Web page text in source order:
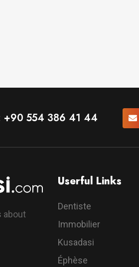
+90 554 386 41 44
about
Userful Links
Dentiste
Immobilier
Kusadasi
Éphèse